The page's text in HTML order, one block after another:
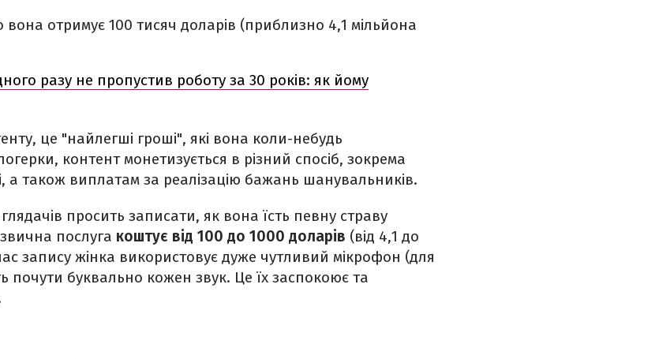
вона отримує 100 тисяч доларів (приблизно 4,1 мільйона
разу не пропустив роботу за 30 років: як йому
це "найлегші гроші", які вона коли-небудь
контент монетизується в різний спосіб, зокрема
а також виплатам за реалізацію бажань шанувальників.
просить записати, як вона їсть певну страву
послуга коштує від 100 до 1000 доларів (від 4,1 до
запису жінка використовує дуже чутливий мікрофон (для
почути буквально кожен звук. Це їх заспокоює та